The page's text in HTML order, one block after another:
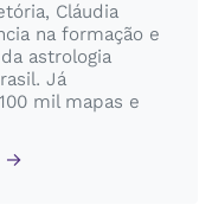
Cláudia
na formação e
astrologia
Já
mil mapas e
→